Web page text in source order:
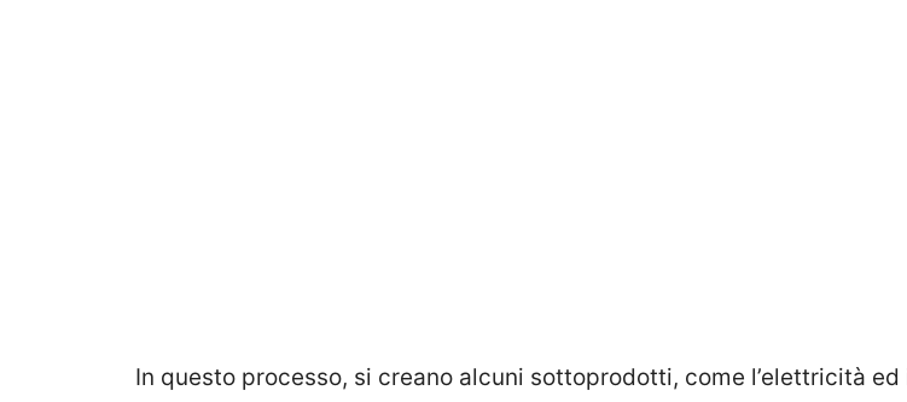
In questo processo, si creano alcuni sottoprodotti, come l’elettricità ed